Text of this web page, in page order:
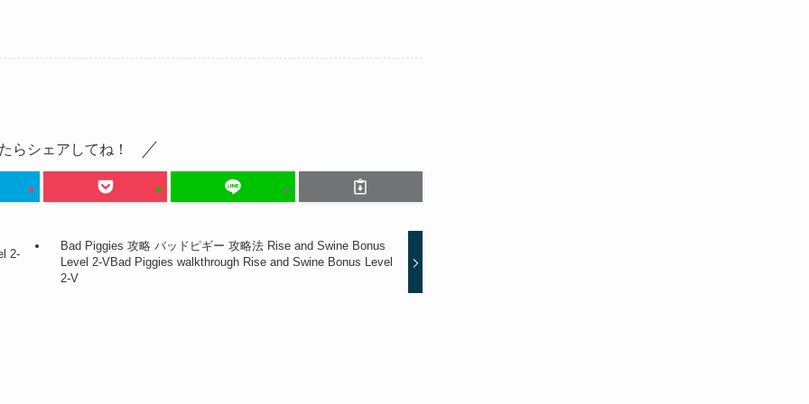
らシェアしてね！
2-
Bad Piggies 攻略 バッドピギー 攻略法 Rise and Swine Bonus
Level 2-VBad Piggies walkthrough Rise and Swine Bonus Level
2-V